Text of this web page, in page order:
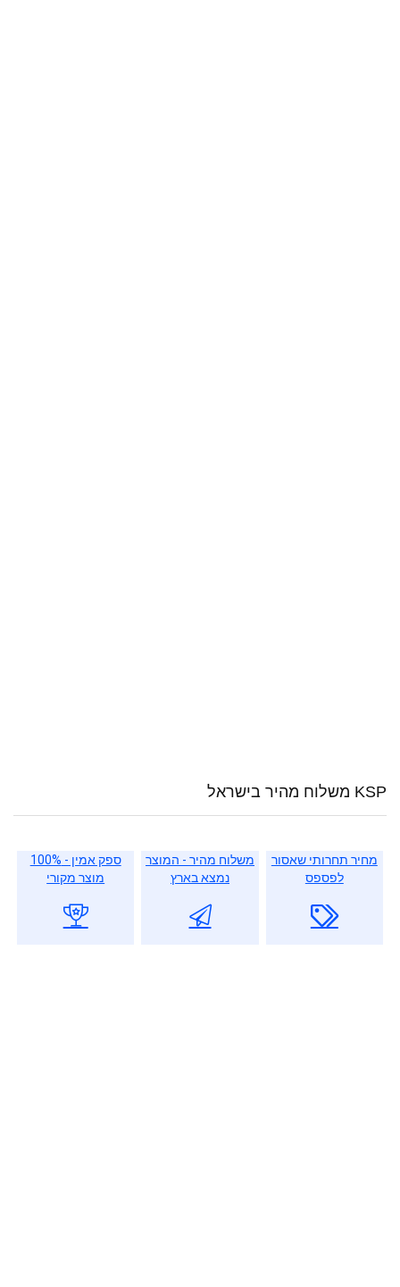
KSP משלוח מהיר בישראל
מחיר תחרותי שאסור
לפספס
משלוח מהיר - המוצר
נמצא בארץ
ספק אמין - 100%
מוצר מקורי